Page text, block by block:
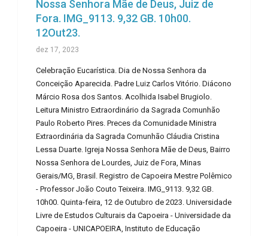
Nossa Senhora Mãe de Deus, Juiz de
Fora. IMG_9113. 9,32 GB. 10h00.
12Out23.
dez 17, 2023
Celebração Eucarística. Dia de Nossa Senhora da
Conceição Aparecida. Padre Luiz Carlos Vitório. Diácono
Márcio Rosa dos Santos. Acolhida Isabel Brugiolo.
Leitura Ministro Extraordinário da Sagrada Comunhão
Paulo Roberto Pires. Preces da Comunidade Ministra
Extraordinária da Sagrada Comunhão Cláudia Cristina
Lessa Duarte. Igreja Nossa Senhora Mãe de Deus, Bairro
Nossa Senhora de Lourdes, Juiz de Fora, Minas
Gerais/MG, Brasil. Registro de Capoeira Mestre Polêmico
- Professor João Couto Teixeira. IMG_9113. 9,32 GB.
10h00. Quinta-feira, 12 de Outubro de 2023. Universidade
Livre de Estudos Culturais da Capoeira - Universidade da
Capoeira - UNICAPOEIRA, Instituto de Educação